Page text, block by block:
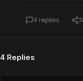
4 replies
4 Replies